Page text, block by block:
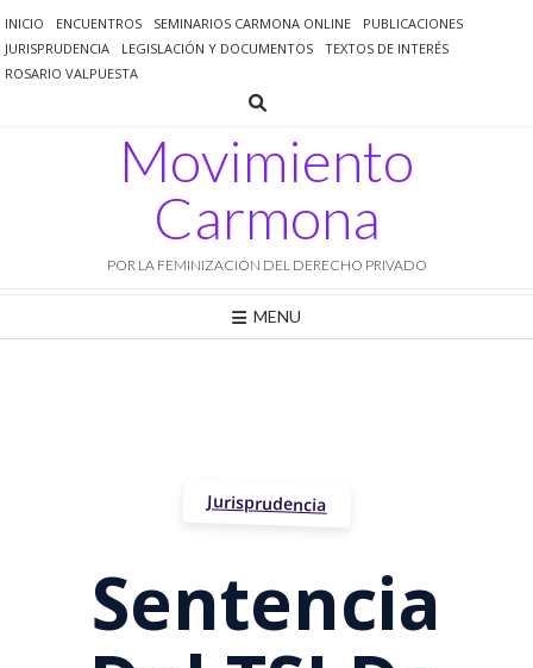
al
contenido
INICIO ENCUENTROS SEMINARIOS CARMONA ONLINE
PUBLICACIONES
JURISPRUDENCIA
LEGISLACIÓN Y DOCUMENTOS
TEXTOS DE INTERÉS
ROSARIO VALPUESTA
Movimiento
Carmona
POR LA FEMINIZACIÓN DEL DERECHO PRIVADO
MENU
Jurisprudencia
Sentencia